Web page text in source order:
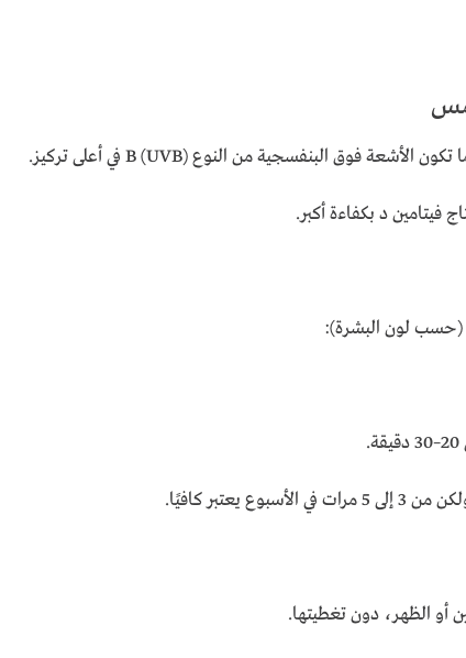
فيتامين د بكفاءة أكبر.
يعتبر كافيًا.
أو الظهر، دون تغطيتها.